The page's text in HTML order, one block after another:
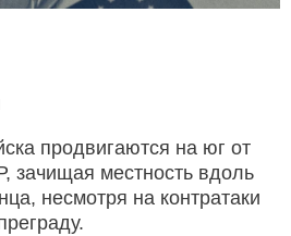
продвигаются на юг от
зачищая местность вдоль
несмотря на контратаки